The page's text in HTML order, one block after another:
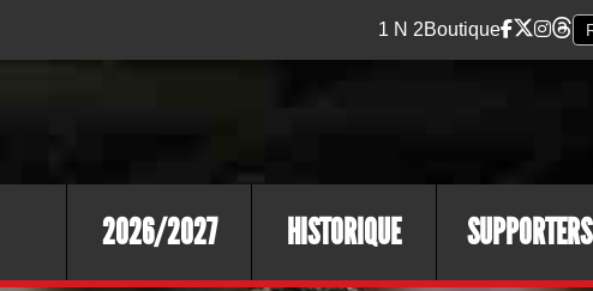
1 N 2Boutique
2026/2027 HISTORIQUE SUPPORTERS